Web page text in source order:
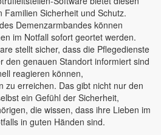
Familien Sicherheit und Schutz.
Demenzarmbandes können
im Notfall sofort geortet werden.
stellt sicher, dass die Pflegedienste
den genauen Standort informiert sind
reagieren können,
zu erreichen. Das gibt nicht nur den
ein Gefühl der Sicherheit,
die wissen, dass ihre Lieben im
in guten Händen sind.